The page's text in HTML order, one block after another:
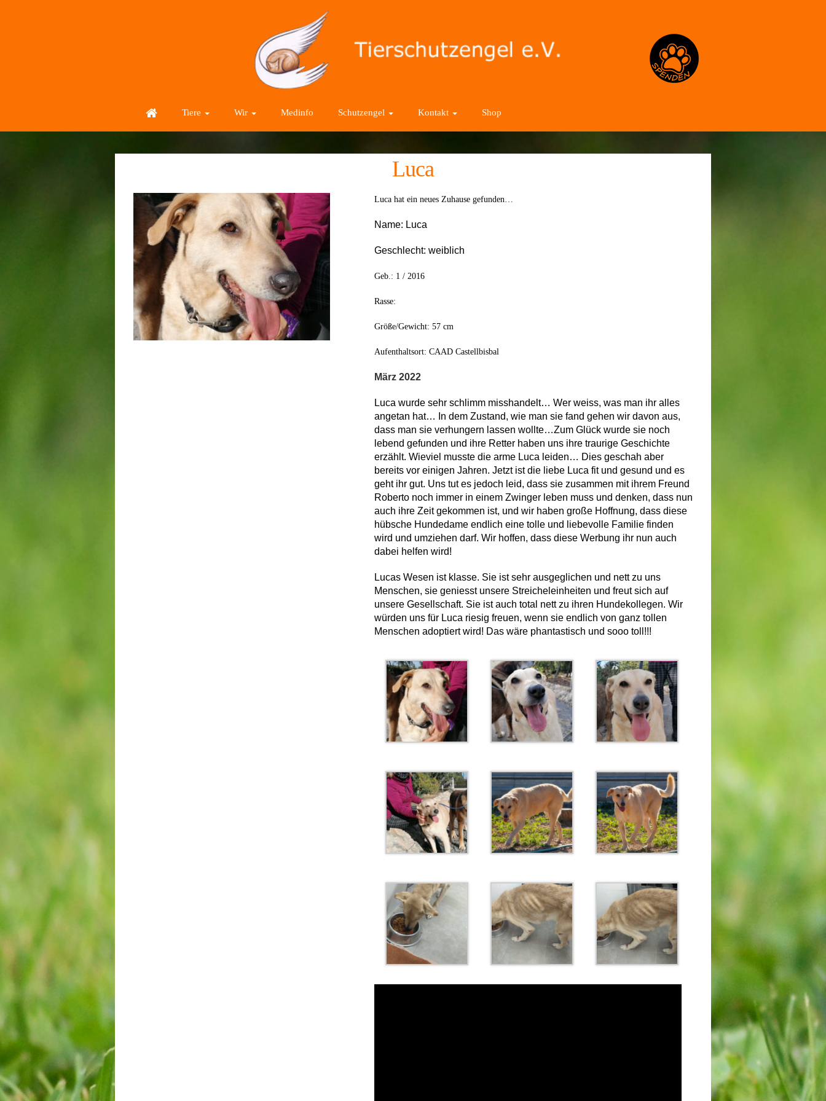
Tiere Wir Medinfo Schutzengel Kontakt Shop
Luca
Luca hat ein neues Zuhause gefunden…
Name: Luca
Geschlecht: weiblich
Geb.: 1 / 2016
Rasse:
Größe/Gewicht: 57 cm
Aufenthaltsort: CAAD Castellbisbal
März 2022
Luca wurde sehr schlimm misshandelt… Wer weiss, was man ihr alles
angetan hat… In dem Zustand, wie man sie fand gehen wir davon aus,
dass man sie verhungern lassen wollte…Zum Glück wurde sie noch
lebend gefunden und ihre Retter haben uns ihre traurige Geschichte
erzählt. Wieviel musste die arme Luca leiden… Dies geschah aber
bereits vor einigen Jahren. Jetzt ist die liebe Luca fit und gesund und es
geht ihr gut. Uns tut es jedoch leid, dass sie zusammen mit ihrem Freund
Roberto noch immer in einem Zwinger leben muss und denken, dass nun
auch ihre Zeit gekommen ist, und wir haben große Hoffnung, dass diese
hübsche Hundedame endlich eine tolle und liebevolle Familie finden
wird und umziehen darf. Wir hoffen, dass diese Werbung ihr nun auch
dabei helfen wird!
Lucas Wesen ist klasse. Sie ist sehr ausgeglichen und nett zu uns
Menschen, sie geniesst unsere Streicheleinheiten und freut sich auf
unsere Gesellschaft. Sie ist auch total nett zu ihren Hundekollegen. Wir
würden uns für Luca riesig freuen, wenn sie endlich von ganz tollen
Menschen adoptiert wird! Das wäre phantastisch und sooo toll!!!